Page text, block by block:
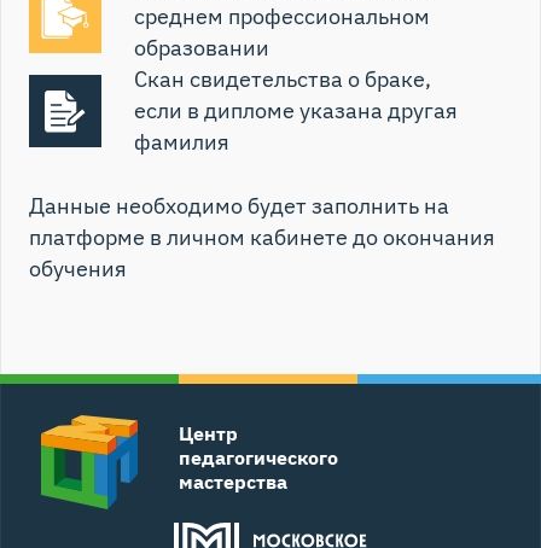
среднем профессиональном
образовании
Скан свидетельства о браке,
если в дипломе указана другая
фамилия
Данные необходимо будет заполнить на
платформе в личном кабинете до окончания
обучения
Центр
педагогического
мастерства